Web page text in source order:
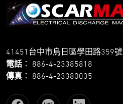
41451台中市烏日區學田路359號
電話 ： 886-4-23385818
傳真 ： 886-4-23380035